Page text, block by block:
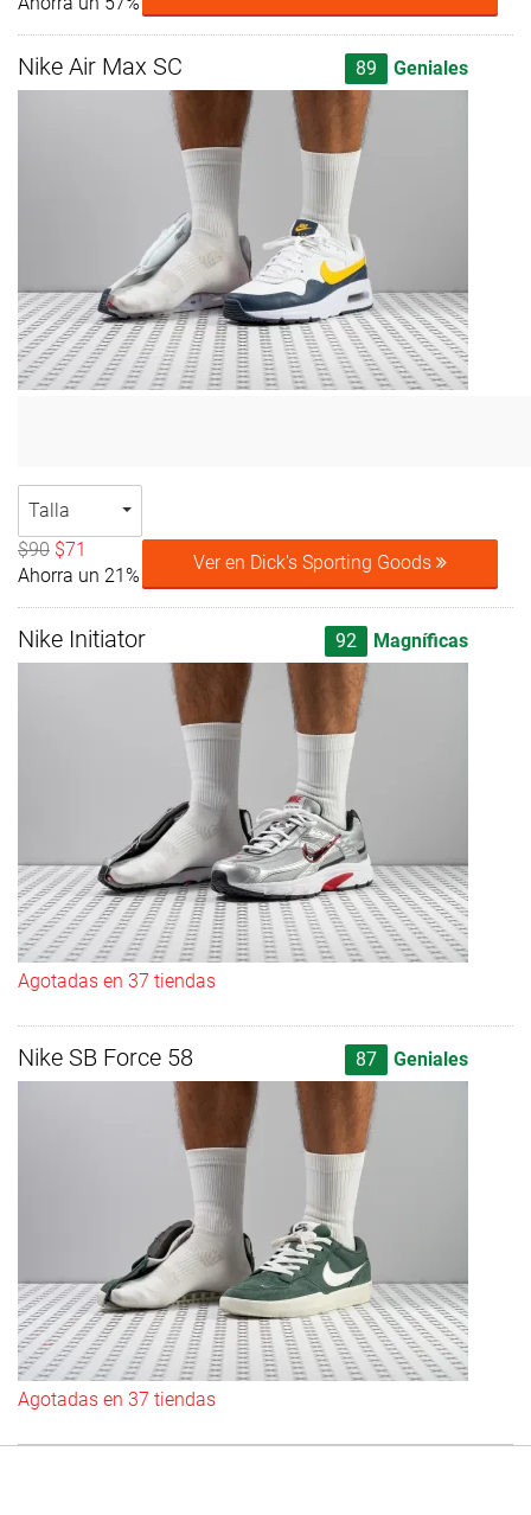
Nike Air Max SC 89 Geniales
Talla
$90 $71
Ahorra un 21%
Ver en Dick's Sporting Goods
Nike Initiator 92 Magníficas
Agotadas en 37 tiendas
Nike SB Force 58 87 Geniales
Agotadas en 37 tiendas